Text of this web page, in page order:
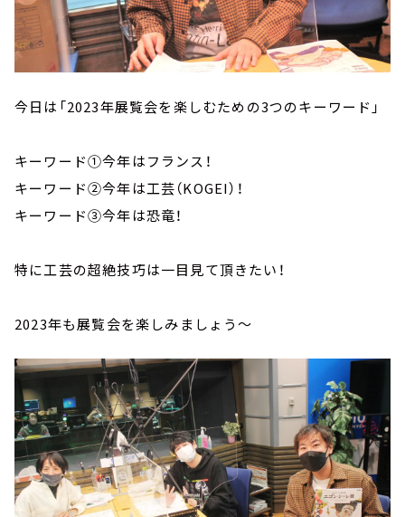
今日は「2023年展覧会を楽しむための3つのキーワード」
キーワード①今年はフランス！
キーワード②今年は工芸（KOGEI）！
キーワード③今年は恐竜！
特に工芸の超絶技巧は一目見て頂きたい！
2023年も展覧会を楽しみましょう～